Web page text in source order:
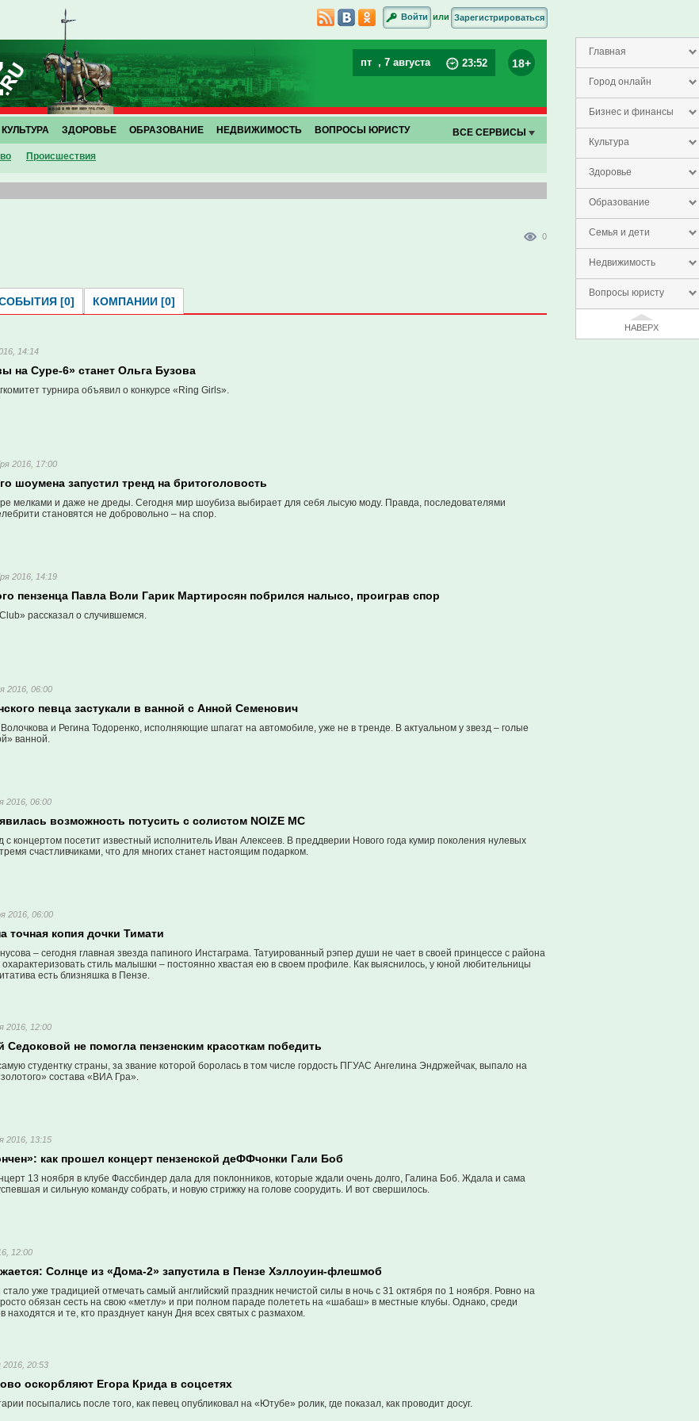
Главная
Город онлайн
Бизнес и финансы
Культура
Здоровье
Образование
Семья и дети
Недвижимость
Вопросы юристу
НАВЕРХ
Войти или Зарегистрироваться
пт , 7 августа 23:52 18+
Проиcшествия
КУЛЬТУРА ЗДОРОВЬЕ ОБРАЗОВАНИЕ НЕДВИЖИМОСТЬ ВОПРОСЫ ЮРИСТУ ВСЕ СЕРВИСЫ
0
[0] КОМПАНИИ [0]
14:14
на Суре-6» станет Ольга Бузова
турнира объявил о конкурсе «Ring Girls».
2016, 17:00
шоумена запустил тренд на бритоголовость
мелками и даже не дреды. Сегодня мир шоубиза выбирает для себя лысую моду. Правда, последователями
становятся не добровольно – на спор.
2016, 14:19
пензенца Павла Воли Гарик Мартиросян побрился налысо, проиграв спор
рассказал о случившемся.
2016, 06:00
певца застукали в ванной с Анной Семенович
и Регина Тодоренко, исполняющие шпагат на автомобиле, уже не в тренде. В актуальном у звезд – голые
ванной.
2016, 06:00
возможность потусить с солистом NOIZE MC
с концертом посетит известный исполнитель Иван Алексеев. В преддверии Нового года кумир поколения нулевых
счастливчиками, что для многих станет настоящим подарком.
2016, 06:00
точная копия дочки Тимати
– сегодня главная звезда папиного Инстаграма. Татуированный рэпер души не чает в своей принцессе с района
стиль малышки – постоянно хвастая ею в своем профиле. Как выяснилось, у юной любительницы
есть близняшка в Пензе.
2016, 12:00
Седоковой не помогла пензенским красоткам победить
студентку страны, за звание которой боролась в том числе гордость ПГУАС Ангелина Эндржейчак, выпало на
состава «ВИА Гра».
2016, 13:15
как прошел концерт пензенской деФФчонки Гали Боб
13 ноября в клубе Фассбиндер дала для поклонников, которые ждали очень долго, Галина Боб. Ждала и сама
и сильную команду собрать, и новую стрижку на голове соорудить. И вот свершилось.
12:00
Солнце из «Дома-2» запустила в Пензе Хэллоуин-флешмоб
уже традицией отмечать самый английский праздник нечистой силы в ночь с 31 октября по 1 ноября. Ровно на
обязан сесть на свою «метлу» и при полном параде полететь на «шабаш» в местные клубы. Однако, среди
находятся и те, кто празднует канун Дня всех святых с размахом.
2016, 20:53
оскорбляют Егора Крида в соцсетях
посыпались после того, как певец опубликовал на «Ютубе» ролик, где показал, как проводит досуг.